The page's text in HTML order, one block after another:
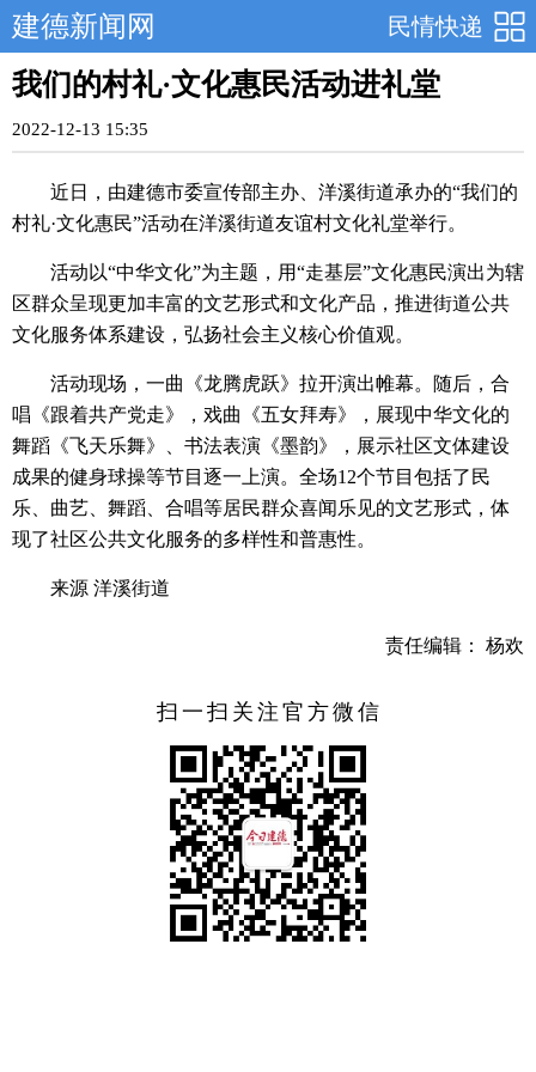
民情快递
建德新闻网
我们的村礼·文化惠民活动进礼堂
2022-12-13 15:35
近日，由建德市委宣传部主办、洋溪街道承办的“我们的
村礼·文化惠民”活动在洋溪街道友谊村文化礼堂举行。
活动以“中华文化”为主题，用“走基层”文化惠民演出为辖
区群众呈现更加丰富的文艺形式和文化产品，推进街道公共
文化服务体系建设，弘扬社会主义核心价值观。
活动现场，一曲《龙腾虎跃》拉开演出帷幕。随后，合
唱《跟着共产党走》，戏曲《五女拜寿》，展现中华文化的
舞蹈《飞天乐舞》、书法表演《墨韵》，展示社区文体建设
成果的健身球操等节目逐一上演。全场12个节目包括了民
乐、曲艺、舞蹈、合唱等居民群众喜闻乐见的文艺形式，体
现了社区公共文化服务的多样性和普惠性。
来源 洋溪街道
责任编辑： 杨欢
扫一扫关注官方微信